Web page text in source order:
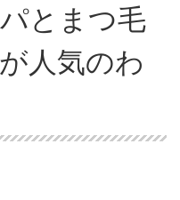
とまつ毛
人気のわ